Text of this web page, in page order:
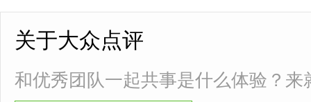
关于大众点评
和优秀团队一起共事是什么体验？来